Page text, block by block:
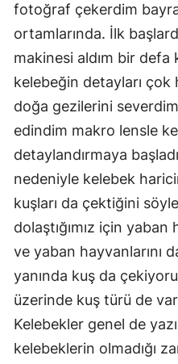
fotoğraf çekerdim
ortamlarında. İlk
makinesi aldım bir
kelebeğin detayları
doğa gezilerini
edindim makro lensle
detaylandırmaya
nedeniyle kelebek
kuşları da çektiğini
dolaştığımız için
ve yaban hayvanlarını
yanında kuş da
üzerinde kuş türü de
Kelebekler genel de
kelebeklerin olmadığı